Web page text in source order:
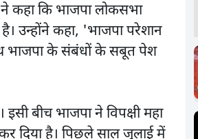
कहा कि भाजपा लोकसभा
उन्होंने कहा, 'भाजपा परेशान
भाजपा के संबंधों के सबूत पेश
बीच भाजपा ने विपक्षी महा
दिया है। पिछले साल जुलाई में